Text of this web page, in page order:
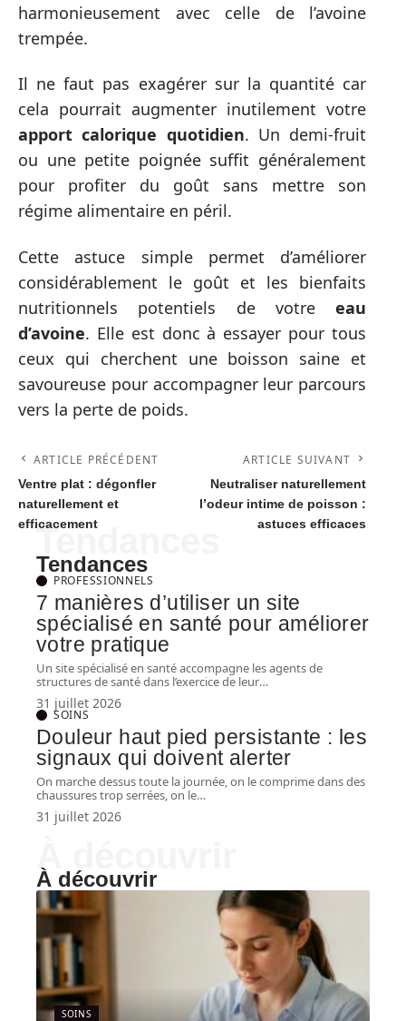
harmonieusement avec celle de l’avoine
trempée.
Il ne faut pas exagérer sur la quantité car
cela pourrait augmenter inutilement votre
apport calorique quotidien. Un demi-fruit
ou une petite poignée suffit généralement
pour profiter du goût sans mettre son
régime alimentaire en péril.
Cette astuce simple permet d’améliorer
considérablement le goût et les bienfaits
nutritionnels potentiels de votre eau
d’avoine. Elle est donc à essayer pour tous
ceux qui cherchent une boisson saine et
savoureuse pour accompagner leur parcours
vers la perte de poids.
ARTICLE PRÉCÉDENT
Ventre plat : dégonfler
naturellement et
efficacement
ARTICLE SUIVANT
Neutraliser naturellement
l’odeur intime de poisson :
astuces efficaces
Tendances
Tendances
PROFESSIONNELS
7 manières d’utiliser un site
spécialisé en santé pour améliorer
votre pratique
Un site spécialisé en santé accompagne les agents de
structures de santé dans l’exercice de leur…
31 juillet 2026
SOINS
Douleur haut pied persistante : les
signaux qui doivent alerter
On marche dessus toute la journée, on le comprime dans des
chaussures trop serrées, on le…
31 juillet 2026
À découvrir
SOINS